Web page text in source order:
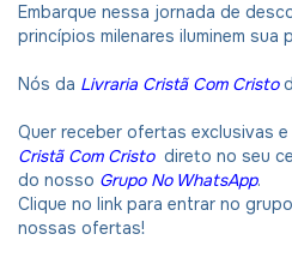
Embarque nessa jornada de
princípios milenares iluminem sua
Nós da Livraria Cristã Com Cristo
Quer receber ofertas exclusivas
Cristã Com Cristo direto no seu
do nosso Grupo No WhatsApp.
Clique no link para entrar no
nossas ofertas!